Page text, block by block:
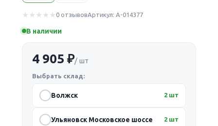
0 отзывовАртикул: А-014377
В наличии
4 905 ₽/ шт
Выбрать склад:
Волжск 2 шт
Ульяновск Московское шоссе 2 шт